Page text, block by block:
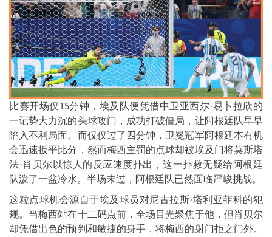
比赛开场仅15分钟，埃及队便凭借中卫亚西尔·易卜拉欣的
一记势大力沉的头球攻门，成功打破僵局，让阿根廷队早早
陷入不利局面。而仅仅过了四分钟，卫冕冠军阿根廷本有机
会迅速扳平比分，然而梅西主罚的点球却被埃及门将莫斯塔
法·肖贝尔以惊人的反应速度扑出，这一扑救无疑给阿根廷
队泼了一盆冷水。半场未过，阿根廷队已然面临严峻挑战。
这粒点球机会源自于埃及球员对尼古拉斯·塔利亚菲科的犯
规。当梅西站在十二码点前，全场目光聚焦于他，但肖贝尔
却凭借出色的预判和敏捷的身手，将梅西的射门拒之门外。